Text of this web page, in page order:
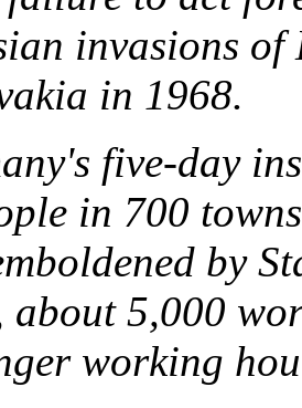
invasions
in 1968.
five-day
in 700
by
about 5,000
working